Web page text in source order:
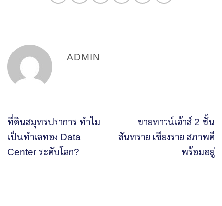
ADMIN
ที่ดินสมุทรปราการ ทำไม
เป็นทำเลทอง Data
Center ระดับโลก?
ขายทาวน์เฮ้าส์ 2 ชั้น
สันทราย เชียงราย สภาพดี
พร้อมอยู่